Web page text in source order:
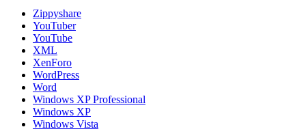
Zippyshare
YouTuber
YouTube
XML
XenForo
WordPress
Word
Windows XP Professional
Windows XP
Windows Vista